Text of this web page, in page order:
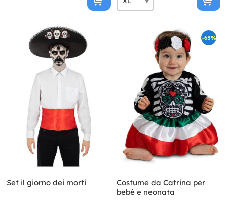
Set il giorno dei morti
-63%
Costume da Catrina per
bebè e neonata